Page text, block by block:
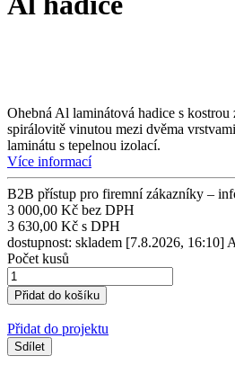
Ohebná Al laminátová hadice s kostrou
spirálovitě vinutou mezi dvěma
laminátu s tepelnou izolací.
Více informací
B2B přístup pro firemní zákazníky –
3 000,00 Kč bez DPH
3 630,00 Kč s DPH
dostupnost: skladem [7.8.2026, 16:10]
Počet kusů
Přidat do projektu
Sdílet